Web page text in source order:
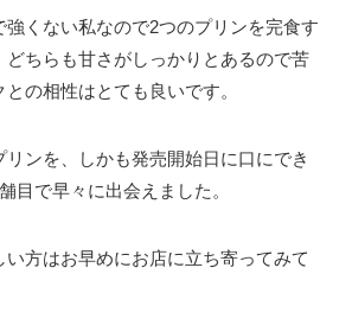
強くない私なので2つのプリンを完食す
どちらも甘さがしっかりとあるので苦
の相性はとても良いです。
ンを、しかも発売開始日に口にでき
目で早々に出会えました。
い方はお早めにお店に立ち寄ってみて